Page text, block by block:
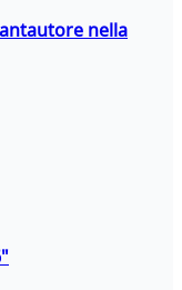
nella